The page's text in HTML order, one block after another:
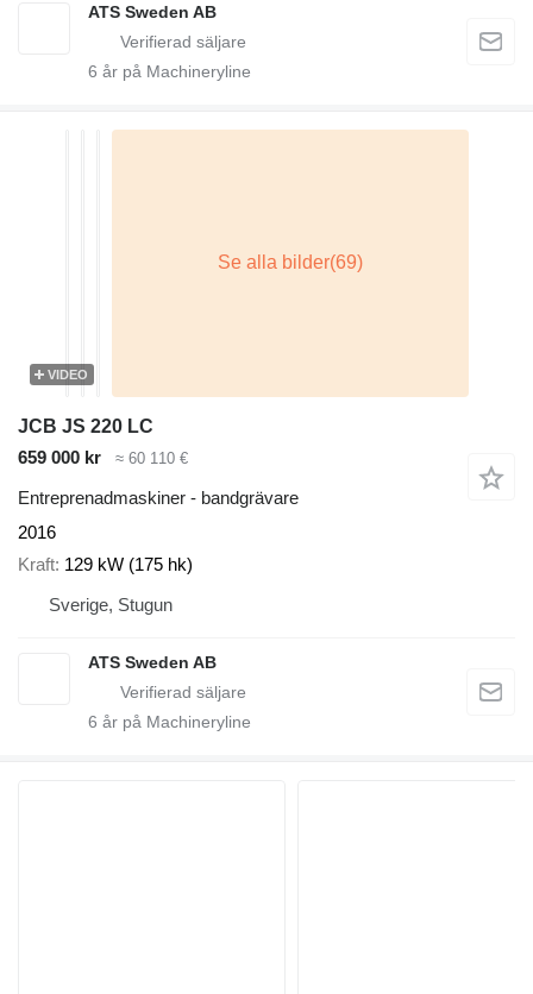
ATS Sweden AB
6 år på Machineryline
VIDEO
JCB JS 220 LC
659 000 kr
≈ 60 110 €
Entreprenadmaskiner - bandgrävare
2016
Kraft 129 kW (175 hk)
Sverige, Stugun
ATS Sweden AB
6 år på Machineryline